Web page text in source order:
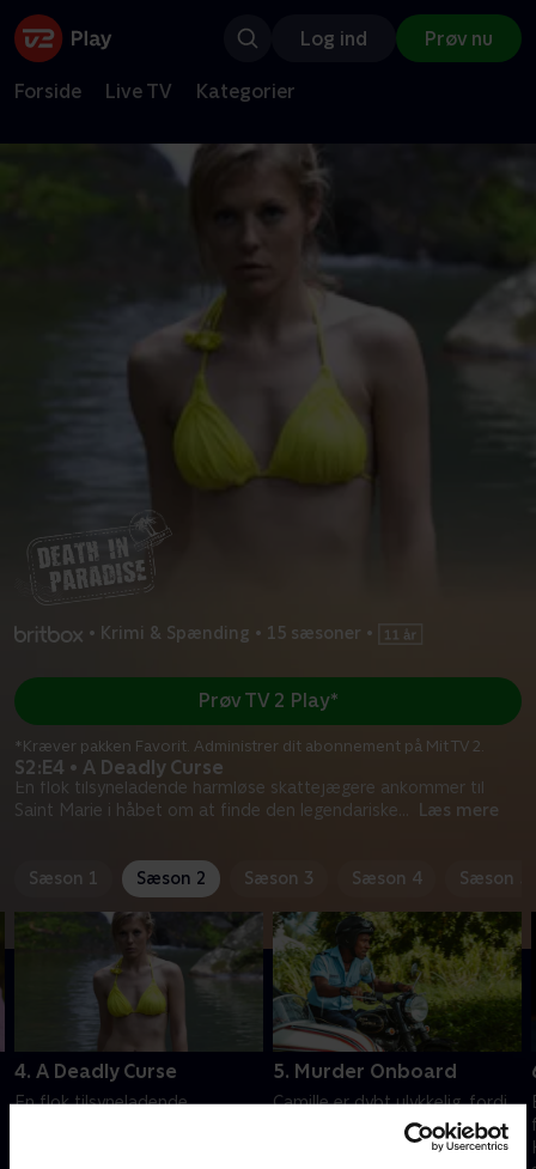
Log ind Prøv nu
Forside Live TV Kategorier
• Krimi & Spænding • 15 sæsoner •
S2:E4 • A Deadly Curse
En flok tilsyneladende harmløse skattejægere ankommer til
Saint Marie i håbet om at finde den legendariske
Læs mere
Prøv TV 2 Play*
*Kræver pakken Favorit. Administrer dit abonnement på Mit TV 2.
Sæson 1 Sæson 2 Sæson 3 Sæson 4 Sæson 5
4. A Deadly Curse
En flok tilsyneladende
5. Murder Onboard
Camille er dybt ulykkelig, fordi
hendes bedste veninde, Aimee,